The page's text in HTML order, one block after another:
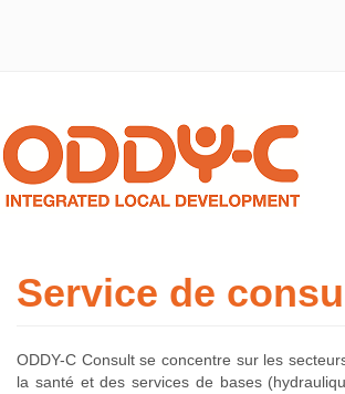
ODDY-
Local
Development
Service de
ODDY-C Consult se concentre sur les
la santé et des services de bases